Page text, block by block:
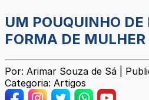
UM POUQUINHO DE
FORMA DE MULHER
Por: Arimar Souza de Sá |
Categoria: Artigos